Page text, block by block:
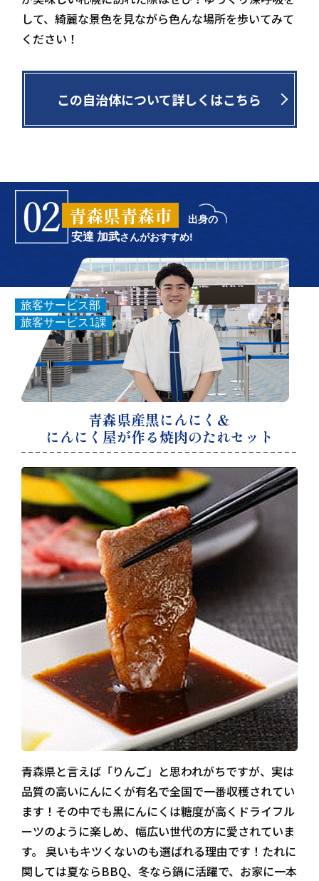
して、綺麗な景色を見ながら色んな場所を歩いてみて
ください！
この自治体について詳しくはこちら
青森県青森市 出身の
安達 加武さんがおすすめ!
旅客サービス部
旅客サービス1課
青森県産黒にんにく＆
にんにく屋が作る焼肉のたれセット
青森県と言えば「りんご」と思われがちですが、実は
品質の高いにんにくが有名で全国で一番収穫されてい
ます！その中でも黒にんにくは糖度が高くドライフル
ーツのように楽しめ、幅広い世代の方に愛されていま
す。 臭いもキツくないのも選ばれる理由です！たれに
関しては夏ならBBQ、冬なら鍋に活躍で、お家に一本